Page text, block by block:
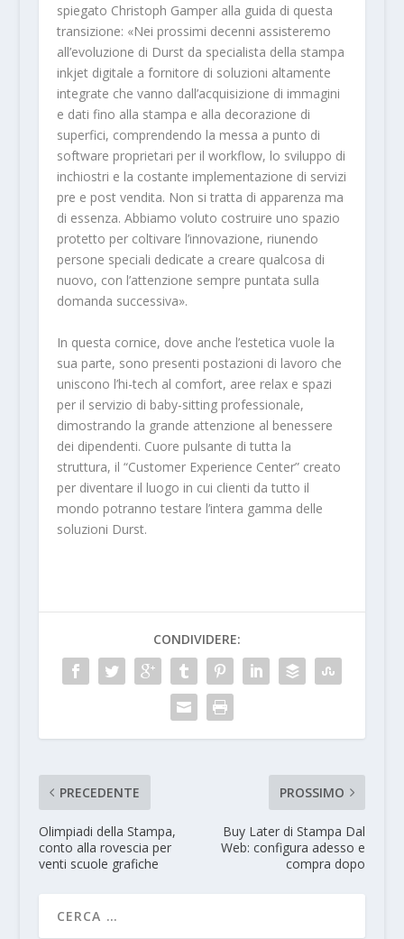
spiegato Christoph Gamper alla guida di questa
transizione: «Nei prossimi decenni assisteremo
all’evoluzione di Durst da specialista della stampa
inkjet digitale a fornitore di soluzioni altamente
integrate che vanno dall’acquisizione di immagini
e dati fino alla stampa e alla decorazione di
superfici, comprendendo la messa a punto di
software proprietari per il workflow, lo sviluppo di
inchiostri e la costante implementazione di servizi
pre e post vendita. Non si tratta di apparenza ma
di essenza. Abbiamo voluto costruire uno spazio
protetto per coltivare l’innovazione, riunendo
persone speciali dedicate a creare qualcosa di
nuovo, con l’attenzione sempre puntata sulla
domanda successiva».
In questa cornice, dove anche l’estetica vuole la
sua parte, sono presenti postazioni di lavoro che
uniscono l’hi-tech al comfort, aree relax e spazi
per il servizio di baby-sitting professionale,
dimostrando la grande attenzione al benessere
dei dipendenti. Cuore pulsante di tutta la
struttura, il “Customer Experience Center” creato
per diventare il luogo in cui clienti da tutto il
mondo potranno testare l’intera gamma delle
soluzioni Durst.
CONDIVIDERE:
PRECEDENTE
Olimpiadi della Stampa,
conto alla rovescia per
venti scuole grafiche
PROSSIMO
Buy Later di Stampa Dal
Web: configura adesso e
compra dopo